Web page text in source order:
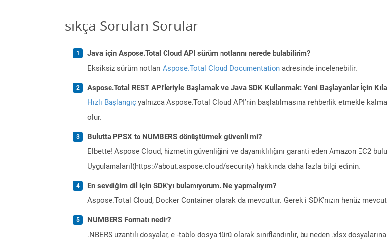
sıkça Sorulan Sorular
Java için Aspose.Total Cloud API sürüm notlarını nerede bulabilirim?
Eksiksiz sürüm notları Aspose.Total Cloud Documentation adresinde incelenebilir.
Aspose.Total REST API'leriyle Başlamak ve Java SDK Kullanmak: Yeni Başlayanlar İçin
Hızlı Başlangıç yalnızca Aspose.Total Cloud API’nin başlatılmasına rehberlik etmekle
olur.
Bulutta PPSX to NUMBERS dönüştürmek güvenli mi?
Elbette! Aspose Cloud, hizmetin güvenliğini ve dayanıklılığını garanti eden Amazon EC2
Uygulamaları](https://about.aspose.cloud/security) hakkında daha fazla bilgi edinin.
En sevdiğim dil için SDK'yı bulamıyorum. Ne yapmalıyım?
Aspose.Total Cloud, Docker Container olarak da mevcuttur. Gerekli SDK’nızın henüz
NUMBERS Formatı nedir?
.NBERS uzantılı dosyalar, e -tablo dosya türü olarak sınıflandırılır, bu neden .xlsx